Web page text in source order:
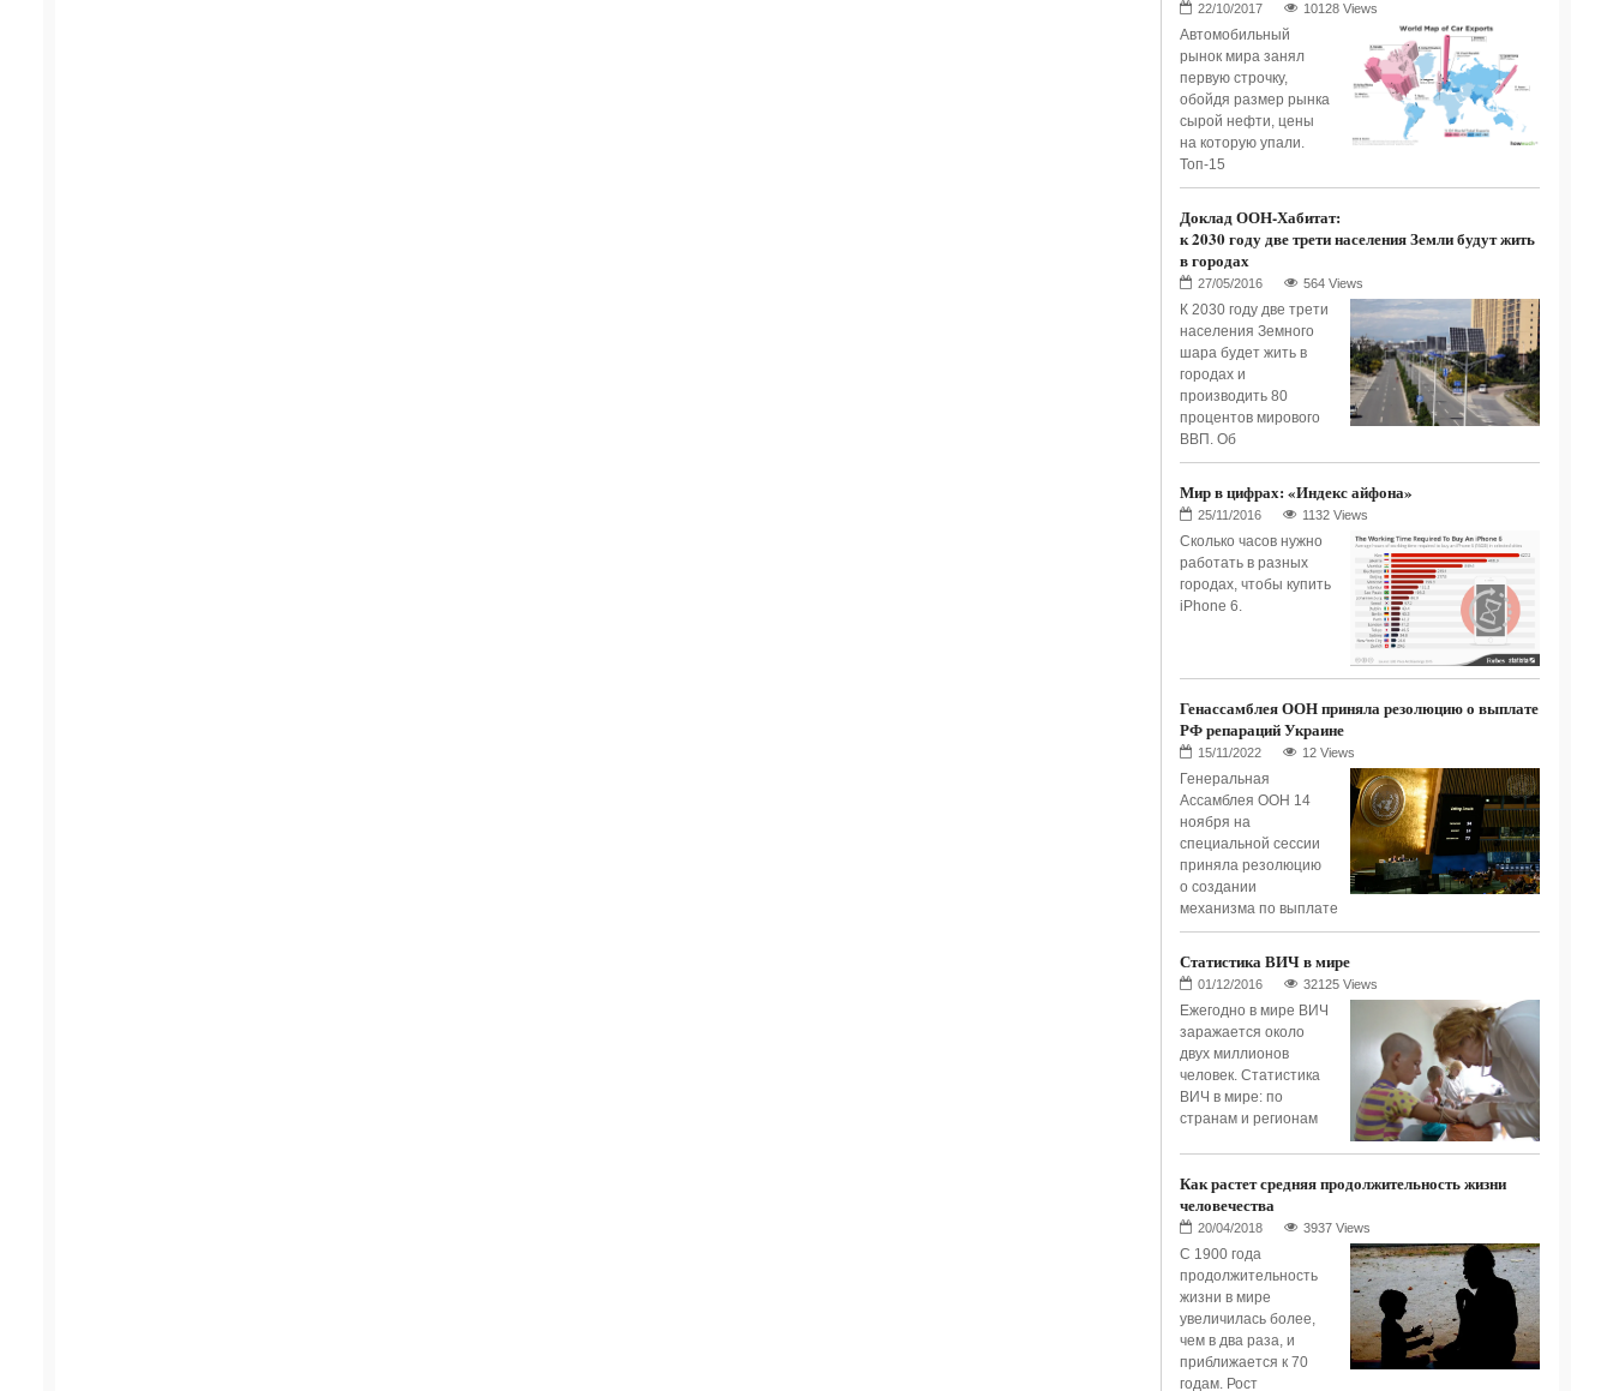
10128 Views
Автомобильный
рынок мира занял
первую строчку,
обойдя размер рынка
сырой нефти, цены
на которую упали.
Топ-15
Доклад ООН-Хабитат:
к 2030 году две трети населения Земли будут жить
в городах
564 Views
К 2030 году две трети
населения Земного
шара будет жить в
городах и
производить 80
процентов мирового
ВВП. Об
Мир в цифрах: «Индекс айфона»
1132 Views
Сколько часов нужно
работать в разных
городах, чтобы купить
iPhone 6.
Генассамблея ООН приняла резолюцию о выплате
РФ репараций Украине
12 Views
Генеральная
Ассамблея ООН 14
ноября на
специальной сессии
приняла резолюцию
о создании
механизма по выплате
Статистика ВИЧ в мире
32125 Views
Ежегодно в мире ВИЧ
заражается около
двух миллионов
человек. Статистика
ВИЧ в мире: по
странам и регионам
Как растет средняя продолжительность жизни
человечества
3937 Views
С 1900 года
продолжительность
жизни в мире
увеличилась более,
чем в два раза, и
приближается к 70
годам. Рост